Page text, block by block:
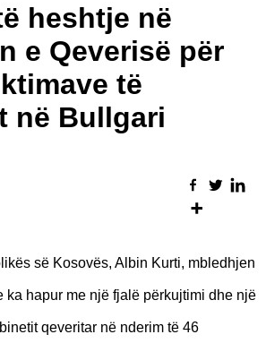
heshtje në
e Qeverisë për
të
në Bullgari
së Kosovës, Albin Kurti, mbledhjen
ka hapur me një fjalë përkujtimi dhe një
qeveritar në nderim të 46